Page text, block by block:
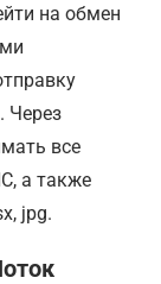
на обмен
Через
все
а также
jpg.